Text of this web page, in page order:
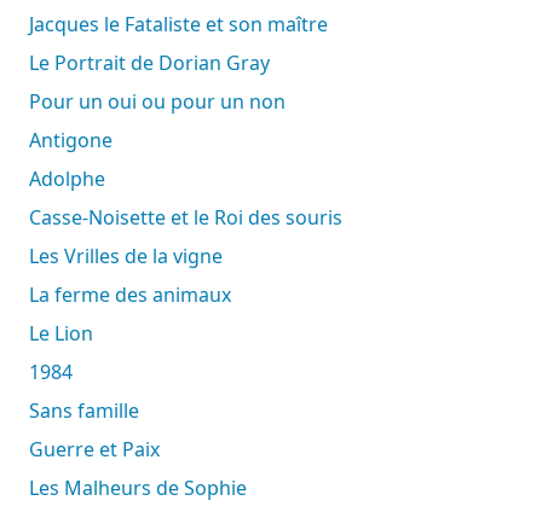
Jacques le Fataliste et son maître
Le Portrait de Dorian Gray
Pour un oui ou pour un non
Antigone
Adolphe
Casse-Noisette et le Roi des souris
Les Vrilles de la vigne
La ferme des animaux
Le Lion
1984
Sans famille
Guerre et Paix
Les Malheurs de Sophie